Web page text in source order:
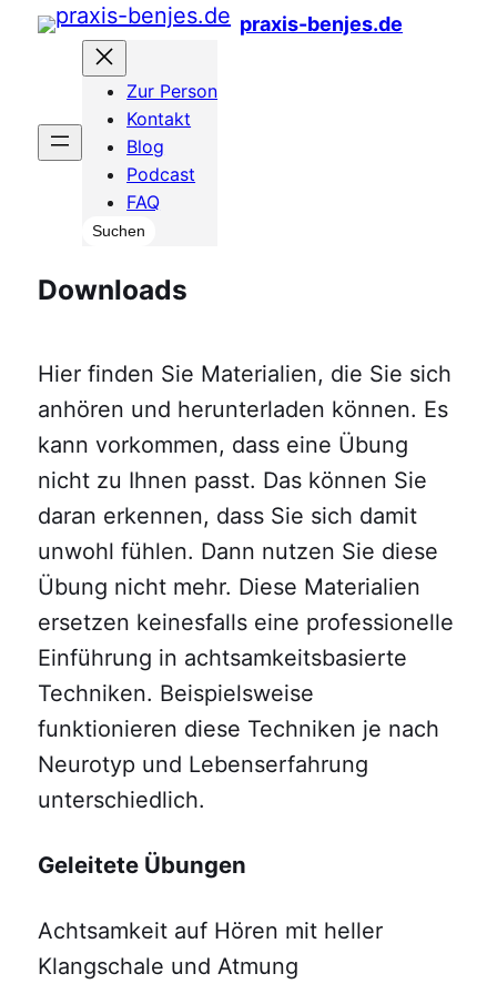
praxis-benjes.de
Zur Person
Kontakt
Blog
Podcast
FAQ
Suchen
Suchen
Downloads
Hier finden Sie Materialien, die Sie sich
anhören und herunterladen können. Es
kann vorkommen, dass eine Übung
nicht zu Ihnen passt. Das können Sie
daran erkennen, dass Sie sich damit
unwohl fühlen. Dann nutzen Sie diese
Übung nicht mehr. Diese Materialien
ersetzen keinesfalls eine professionelle
Einführung in achtsamkeitsbasierte
Techniken. Beispielsweise
funktionieren diese Techniken je nach
Neurotyp und Lebenserfahrung
unterschiedlich.
Geleitete Übungen
Achtsamkeit auf Hören mit heller
Klangschale und Atmung